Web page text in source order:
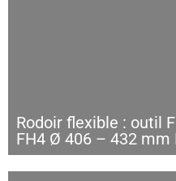
Rodoir flexible : outil
FH4 Ø 406 – 432 mm